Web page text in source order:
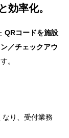
効率化。
QRコードを施設
／チェックアウ
。
り、受付業務